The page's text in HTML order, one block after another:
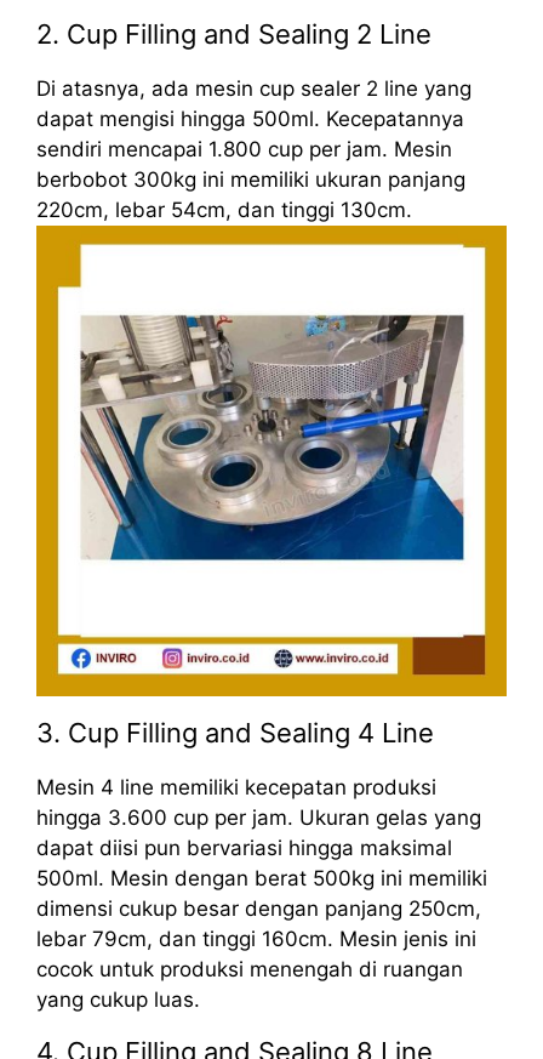
2. Cup Filling and Sealing 2 Line
Di atasnya, ada mesin cup sealer 2 line yang
dapat mengisi hingga 500ml. Kecepatannya
sendiri mencapai 1.800 cup per jam. Mesin
berbobot 300kg ini memiliki ukuran panjang
220cm, lebar 54cm, dan tinggi 130cm.
3. Cup Filling and Sealing 4 Line
Mesin 4 line memiliki kecepatan produksi
hingga 3.600 cup per jam. Ukuran gelas yang
dapat diisi pun bervariasi hingga maksimal
500ml. Mesin dengan berat 500kg ini memiliki
dimensi cukup besar dengan panjang 250cm,
lebar 79cm, dan tinggi 160cm. Mesin jenis ini
cocok untuk produksi menengah di ruangan
yang cukup luas.
4. Cup Filling and Sealing 8 Line